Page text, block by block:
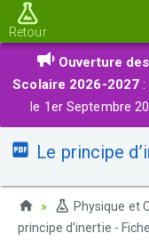
Retour
Ouverture
Scolaire 2026-2027 :
le 1er Septembre
Le principe
Physique et
principe d’inertie -